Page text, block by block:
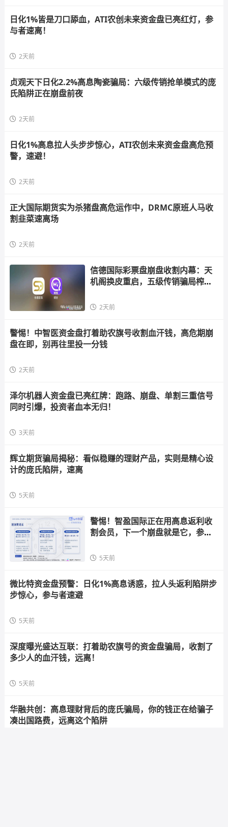
日化1%皆是刀口舔血，ATI农创未来资金盘已亮红灯，参
与者速离！
2天前
贞观天下日化2.2%高息陶瓷骗局：六级传销抢单模式的庞
氏陷阱正在崩盘前夜
2天前
日化1%高息拉人头步步惊心，ATI农创未来资金盘高危预
警，速避！
2天前
正大国际期货实为杀猪盘高危运作中，DRMC原班人马收
割韭菜速离场
2天前
信德国际彩票盘崩盘收割内幕：天
机阁换皮重启，五级传销骗局榨干
2天前
警惕！中智医资金盘打着助农旗号收割血汗钱，高危期崩
盘在即，别再往里投一分钱
2天前
泽尔机器人资金盘已亮红牌：跑路、崩盘、单割三重信号
同时引爆，投资者血本无归！
3天前
辉立期货骗局揭秘：看似稳赚的理财产品，实则是精心设
计的庞氏陷阱，速离
5天前
警惕！智盈国际正在用高息返利收
割会员，下一个崩盘就是它，参与
5天前
微比特资金盘预警：日化1%高息诱惑，拉人头返利陷阱步
步惊心，参与者速避
5天前
深度曝光盛达互联：打着助农旗号的资金盘骗局，收割了
多少人的血汗钱，远离！
5天前
华融共创：高息理财背后的庞氏骗局，你的钱正在给骗子
凑出国路费，远离这个陷阱